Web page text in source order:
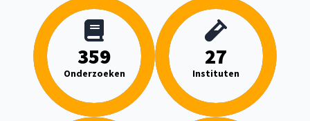
359
Onderzoeken
27
Instituten